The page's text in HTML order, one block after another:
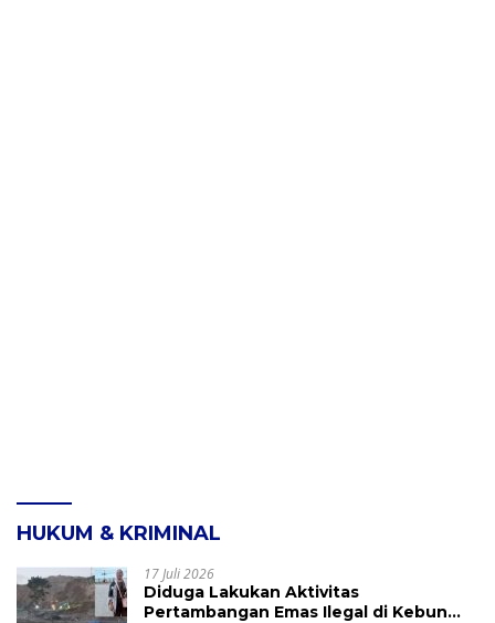
HUKUM & KRIMINAL
17 Juli 2026
Diduga Lakukan Aktivitas
Pertambangan Emas Ilegal di Kebun